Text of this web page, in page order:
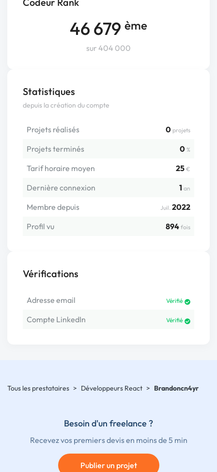
46 679 ème
sur 404 000
Statistiques
depuis la création du compte
Projets réalisés 0 projets
Projets terminés 0 %
Tarif horaire moyen 25 €
Dernière connexion 1 an
Membre depuis Juil. 2022
Profil vu
894 fois
Vérifications
Adresse email Vérifié
Compte LinkedIn Vérifié
Tous les prestataires > Développeurs React > Brandoncn4yr
Besoin d'un freelance ?
Recevez vos premiers devis en moins de 5 min
Publier un projet